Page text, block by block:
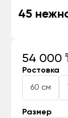
45
54 000
Ростовка
60 см
Размер